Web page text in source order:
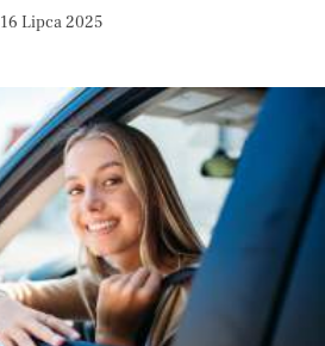
16 Lipca 2025